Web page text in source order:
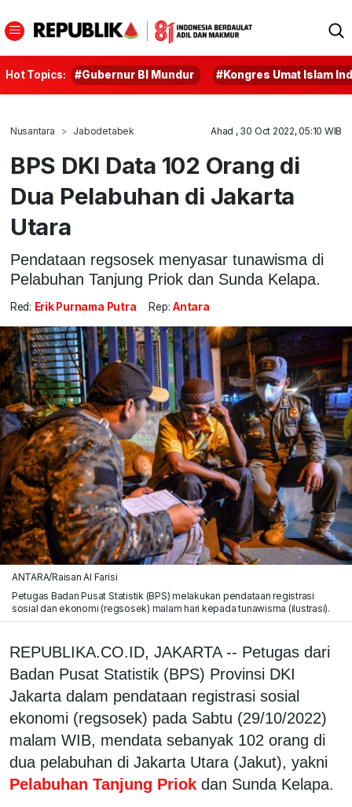
Hot Topics: #Gubernur BI Mundur #Kongres Umat Islam
Nusantara Jabodetabek Ahad , 30 Oct 2022, 05:10 WIB
BPS DKI Data 102 Orang di
Dua Pelabuhan di Jakarta
Utara
Pendataan regsosek menyasar tunawisma di
Pelabuhan Tanjung Priok dan Sunda Kelapa.
Red: Erik Purnama Putra Rep: Antara
ANTARA/Raisan Al Farisi
Petugas Badan Pusat Statistik (BPS) melakukan pendataan registrasi
sosial dan ekonomi (regsosek) malam hari kepada tunawisma (ilustrasi).
REPUBLIKA.CO.ID, JAKARTA -- Petugas dari
Badan Pusat Statistik (BPS) Provinsi DKI
Jakarta dalam pendataan registrasi sosial
ekonomi (regsosek) pada Sabtu (29/10/2022)
malam WIB, mendata sebanyak 102 orang di
dua pelabuhan di Jakarta Utara (Jakut), yakni
Pelabuhan Tanjung Priok dan Sunda Kelapa.